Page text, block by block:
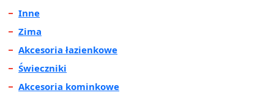
Inne
Zima
Akcesoria łazienkowe
Świeczniki
Akcesoria kominkowe